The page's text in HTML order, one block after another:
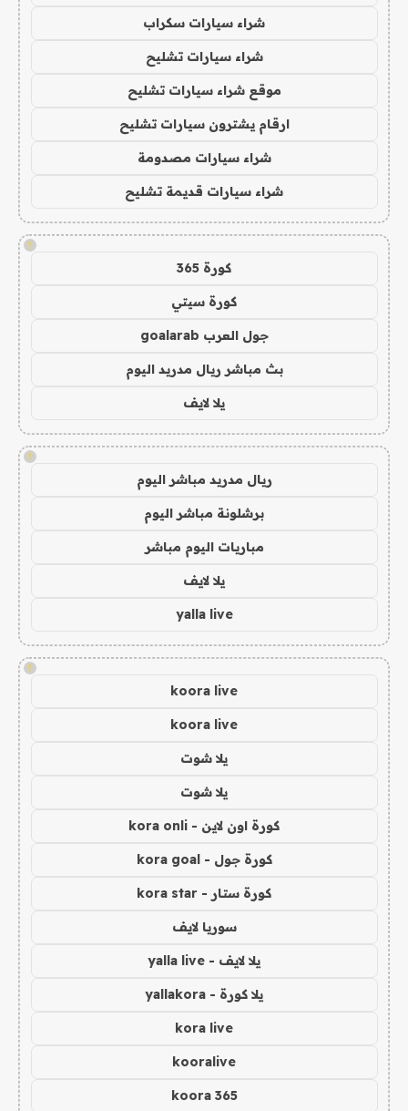
شراء سيارات سكراب
شراء سيارات تشليح
موقع شراء سيارات تشليح
ارقام يشترون سيارات تشليح
شراء سيارات مصدومة
شراء سيارات قديمة تشليح
!
كورة 365
كورة سيتي
جول العرب goalarab
بث مباشر ريال مدريد اليوم
يلا لايف
!
ريال مدريد مباشر اليوم
برشلونة مباشر اليوم
مباريات اليوم مباشر
يلا لايف
yalla live
!
koora live
koora live
يلا شوت
يلا شوت
كورة اون لاين - kora onli
كورة جول - kora goal
كورة ستار - kora star
سوريا لايف
يلا لايف - yalla live
يلا كورة - yallakora
kora live
kooralive
koora 365